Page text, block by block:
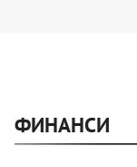
ФИНАНСИ